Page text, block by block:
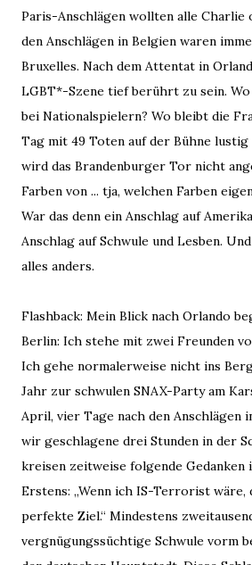
Paris-Anschlägen wollten alle Charlie
den Anschlägen in Belgien waren
Bruxelles. Nach dem Attentat in
LGBT*-Szene tief berührt zu sein.
bei Nationalspielern? Wo bleibt die
Tag mit 49 Toten auf der Bühne lustig
wird das Brandenburger Tor nicht
Farben von ... tja, welchen Farben
War das denn ein Anschlag auf
Anschlag auf Schwule und Lesben.
alles anders.
Flashback: Mein Blick nach Orlando
Berlin: Ich stehe mit zwei Freunden
Ich gehe normalerweise nicht ins
Jahr zur schwulen SNAX-Party am
April, vier Tage nach den Anschlägen
wir geschlagene drei Stunden in der
kreisen zeitweise folgende Gedanken
Erstens: „Wenn ich IS-Terrorist wäre,
perfekte Ziel.“ Mindestens
vergnügungssüchtige Schwule vorm